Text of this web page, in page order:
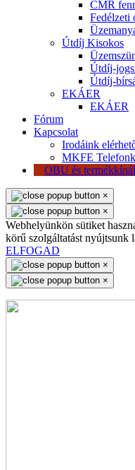
CMR
Fedélzeti
Útdíj Kisokos
Útdíj-
Útdíj-
EKÁER
EKÁER
Fórum
Kapcsolat
Irodáink
MKFE
OBU és
×
×
Webhelyünkön sütiket
körű szolgáltatást nyújtsunk
ELFOGAD
×
×